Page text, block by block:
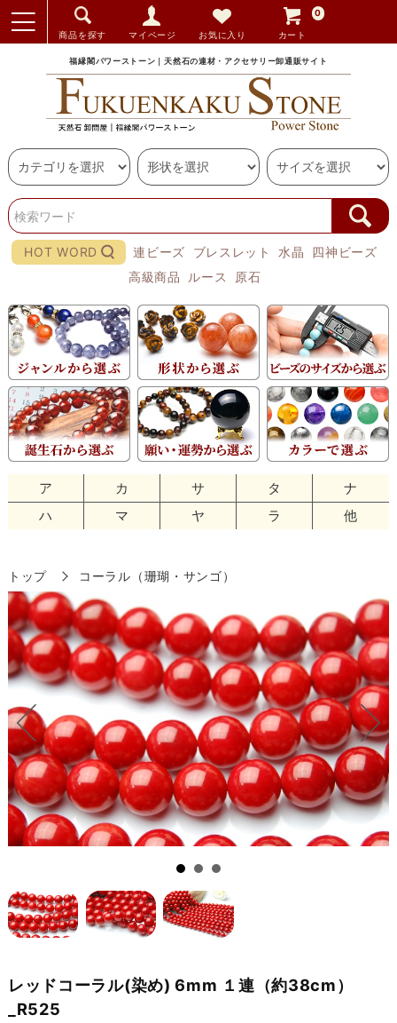
商品を探す マイページ お気に入り カート
0
福縁閣パワーストーン｜天然石の連材・アクセサリー卸通販サイト
HOT WORD 連ビーズ ブレスレット 水晶
四神ビーズ
高級商品
ルース 原石
ア カ サ タ
ナ
ハ
マ ヤ ラ 他
トップ コーラル（珊瑚・サンゴ）
レッドコーラル(染め) 6mm １連（約38cm）
_R525